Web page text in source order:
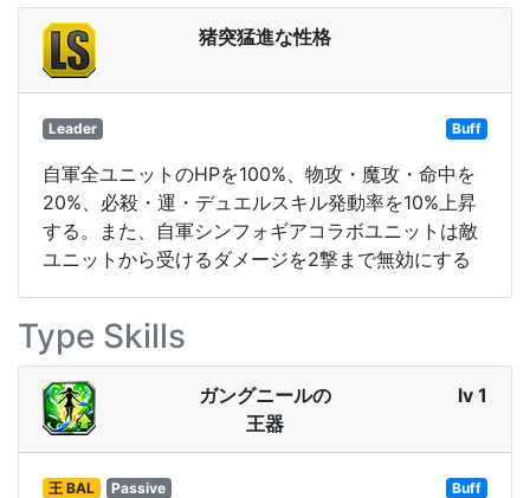
猪突猛進な性格
Leader Buff
自軍全ユニットのHPを100%、物攻・魔攻・命中を
20%、必殺・運・デュエルスキル発動率を10%上昇
する。また、自軍シンフォギアコラボユニットは敵
ユニットから受けるダメージを2撃まで無効にする
Type Skills
ガングニールの
王器
lv 1
王 BAL Passive Buff